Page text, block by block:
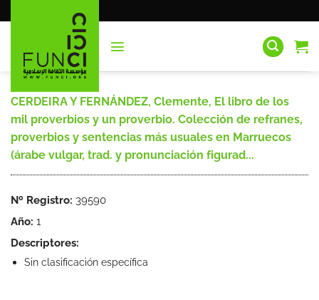
al
CERDEIRA Y FERNÁNDEZ, Clemente, El libro de los
mil proverbios y un proverbio. Colección de refranes,
proverbios y sentencias más usuales en Marruecos
(árabe vulgar, trad. y pronunciación figurad...
Nº Registro: 39590
Año: 1
Descriptores:
Sin clasificación específica